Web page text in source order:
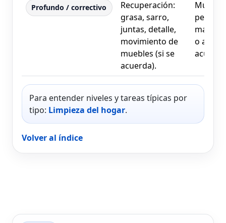
Profundo / correctivo
Recuperación:
grasa, sarro,
juntas, detalle,
movimiento de
muebles (si se
acuerda).
o alta
Para entender niveles y tareas típicas por
tipo: Limpieza del hogar.
Volver al índice